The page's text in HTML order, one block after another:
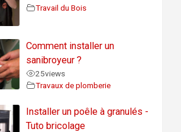
Travail du Bois
Comment installer un
sanibroyeur ?
25views
Travaux de plomberie
Installer un poêle à granulés -
Tuto bricolage